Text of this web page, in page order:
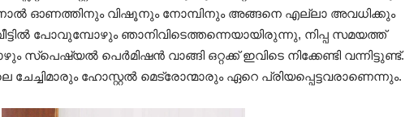
ഓണത്തിനും വിഷൂനും നോമ്പിനും അങ്ങനെ എല്ലാ അവധിക്കും
പോവുമ്പോഴും ഞാനിവിടെത്തന്നെയായിരുന്നു, നിപ്പ സമയത്ത്
സ്പെഷ്യൽ പെർമിഷൻ വാങ്ങി ഒറ്റക്ക് ഇവിടെ നിക്കേണ്ടി വന്നിട്ടുണ്ട്.
ഹോസ്റ്റൽ മെട്രോന്മാരും ഏറെ പ്രിയപ്പെട്ടവരാണെന്നും.